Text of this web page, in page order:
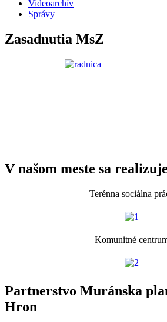
Videoarchív
Správy
Zasadnutia MsZ
V našom meste sa realizuje
Terénna sociálna
Komunitné
Partnerstvo Muránska
Hron